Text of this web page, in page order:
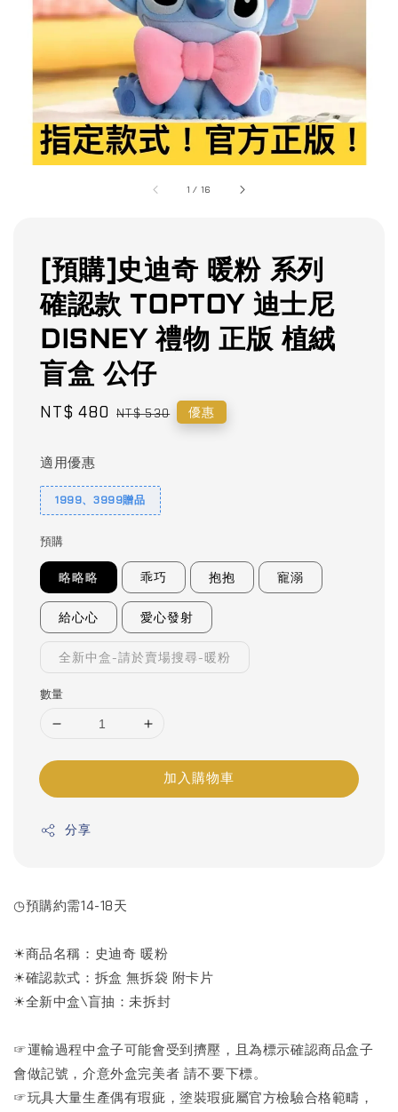
1 / 16
[預購]史迪奇 暖粉 系列
確認款 TOPTOY 迪士尼
DISNEY 禮物 正版 植絨
盲盒 公仔
Sale
NT$ 480 Regular
NT$ 530 優惠
適用優惠
1999、3999贈品
預購
略略略 乖巧 抱抱 寵溺
給心心 愛心發射
全新中盒-請於賣場搜尋-暖粉
數量
加入購物車
分享
◷預購約需14-18天
☀商品名稱：史迪奇 暖粉
☀確認款式：拆盒 無拆袋 附卡片
☀全新中盒\盲抽：未拆封
☞運輸過程中盒子可能會受到擠壓，且為標示確認商品盒子
會做記號，介意外盒完美者 請不要下標。
☞玩具大量生產偶有瑕疵，塗裝瑕疵屬官方檢驗合格範疇，